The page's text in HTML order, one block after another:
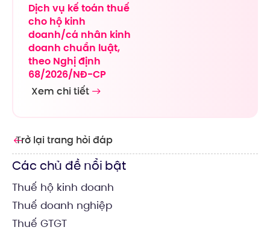
Trở lại trang hỏi đáp
Các chủ đề nổi bật
Thuế hộ kinh doanh
Thuế doanh nghiệp
Thuế GTGT
Dịch vụ kế toán thuế
cho hộ kinh
doanh/cá nhân kinh
doanh chuẩn luật,
theo Nghị định
68/2026/NĐ-CP
Xem chi tiết